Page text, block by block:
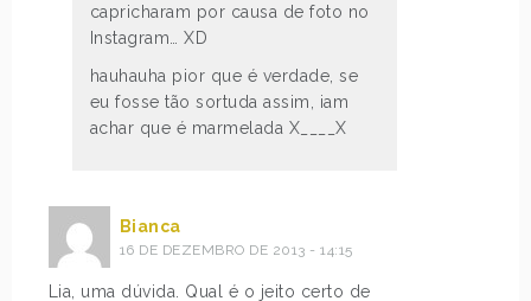
capricharam por causa de foto no
Instagram… XD
hauhauha pior que é verdade, se
eu fosse tão sortuda assim, iam
achar que é marmelada X____X
Bianca
16 DE DEZEMBRO DE 2013 - 14:15
Lia, uma dúvida. Qual é o jeito certo de